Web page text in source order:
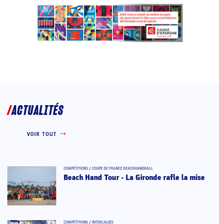
ACTUALITÉS
VOIR TOUT
COMPÉTITIONS / COUPE DE FRANCE BEACHHANDBALL
Beach Hand Tour - La Gironde rafle la mise
COMPÉTITIONS / INTERLIGUES